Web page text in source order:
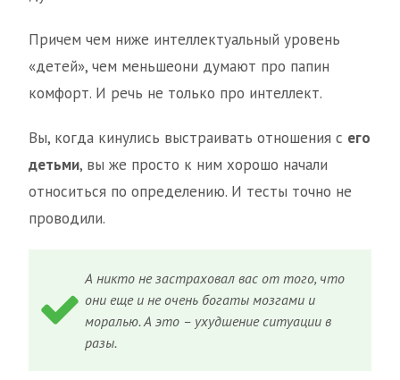
Причем чем ниже интеллектуальный уровень
«детей», чем меньшеони думают про папин
комфорт. И речь не только про интеллект.
Вы, когда кинулись выстраивать отношения с его
детьми, вы же просто к ним хорошо начали
относиться по определению. И тесты точно не
проводили.
А никто не застраховал вас от того, что
они еще и не очень богаты мозгами и
моралью. А это – ухудшение ситуации в
разы.